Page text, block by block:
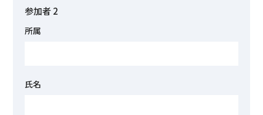
参加者 2
所属
氏名